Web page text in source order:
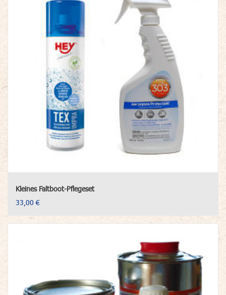
Kleines Faltboot-Pflegeset
33,00 €